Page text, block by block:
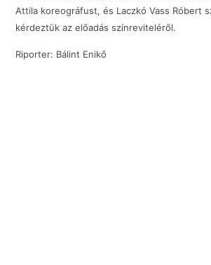
Attila koreográfust, és Laczkó Vass Róbert
kérdeztük az előadás színreviteléről.
Riporter: Bálint Enikő